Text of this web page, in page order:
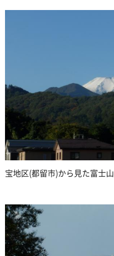
宝地区(都留市)から見た富士山